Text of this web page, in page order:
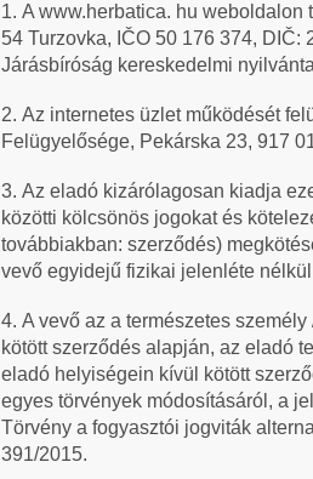
1. A www.herbatica. hu weboldalon
54 Turzovka, IČO 50 176 374,
Járásbíróság kereskedelmi
2. Az internetes üzlet működését
Felügyelősége, Pekárska 23, 917
3. Az eladó kizárólagosan kiadja
közötti kölcsönös jogokat és
továbbiakban: szerződés)
vevő egyidejű fizikai jelenléte
4. A vevő az a természetes
kötött szerződés alapján, az eladó
eladó helyiségein kívül kötött
egyes törvények módosításáról, a
Törvény a fogyasztói jogviták
391/2015.